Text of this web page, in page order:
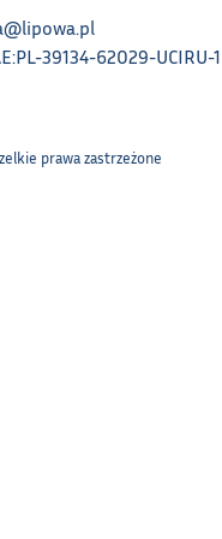
39134-62029-UCIRU-
prawa zastrzeżone